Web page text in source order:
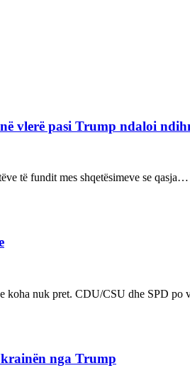
vlerë pasi Trump ndaloi
të fundit mes shqetësimeve se qasja…
koha nuk pret. CDU/CSU dhe SPD
nga Trump